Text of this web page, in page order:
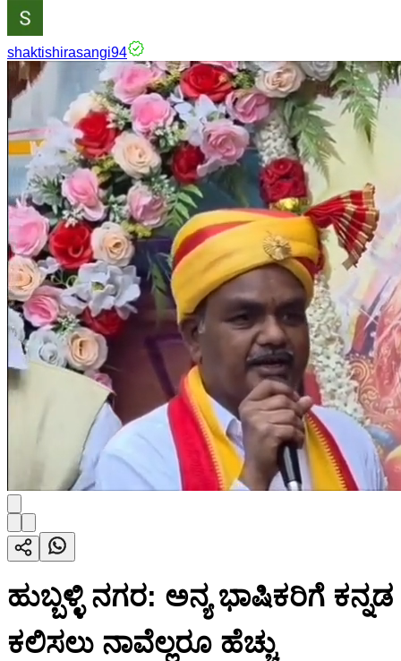
shaktishirasangi94
ಹುಬ್ಬಳ್ಳಿ ನಗರ: ಅನ್ಯ ಭಾಷಿಕರಿಗೆ ಕನ್ನಡ
ಕಲಿಸಲು ನಾವೆಲ್ಲರೂ ಹೆಚ್ಚು